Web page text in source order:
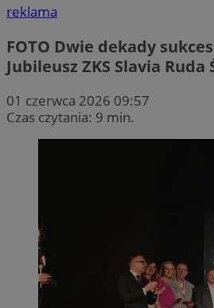
reklama
FOTO Dwie dekady
Jubileusz ZKS Slavia Ruda
01 czerwca 2026 09:57
Czas czytania: 9 min.